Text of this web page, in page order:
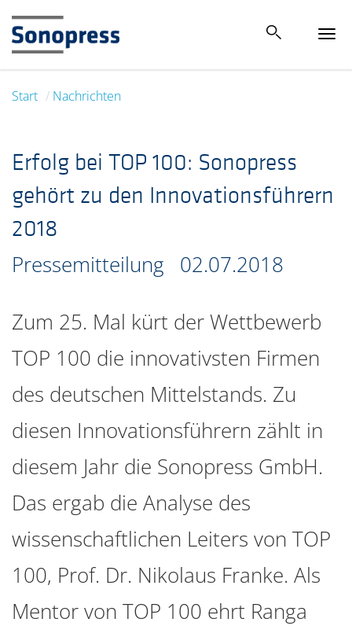
Start Nachrichten
Erfolg bei TOP 100: Sonopress
gehört zu den Innovationsführern
2018
Pressemitteilung 02.07.2018
Zum 25. Mal kürt der Wettbewerb
TOP 100 die innovativsten Firmen
des deutschen Mittelstands. Zu
diesen Innovationsführern zählt in
diesem Jahr die Sonopress GmbH.
Das ergab die Analyse des
wissenschaftlichen Leiters von TOP
100, Prof. Dr. Nikolaus Franke. Als
Mentor von TOP 100 ehrt Ranga